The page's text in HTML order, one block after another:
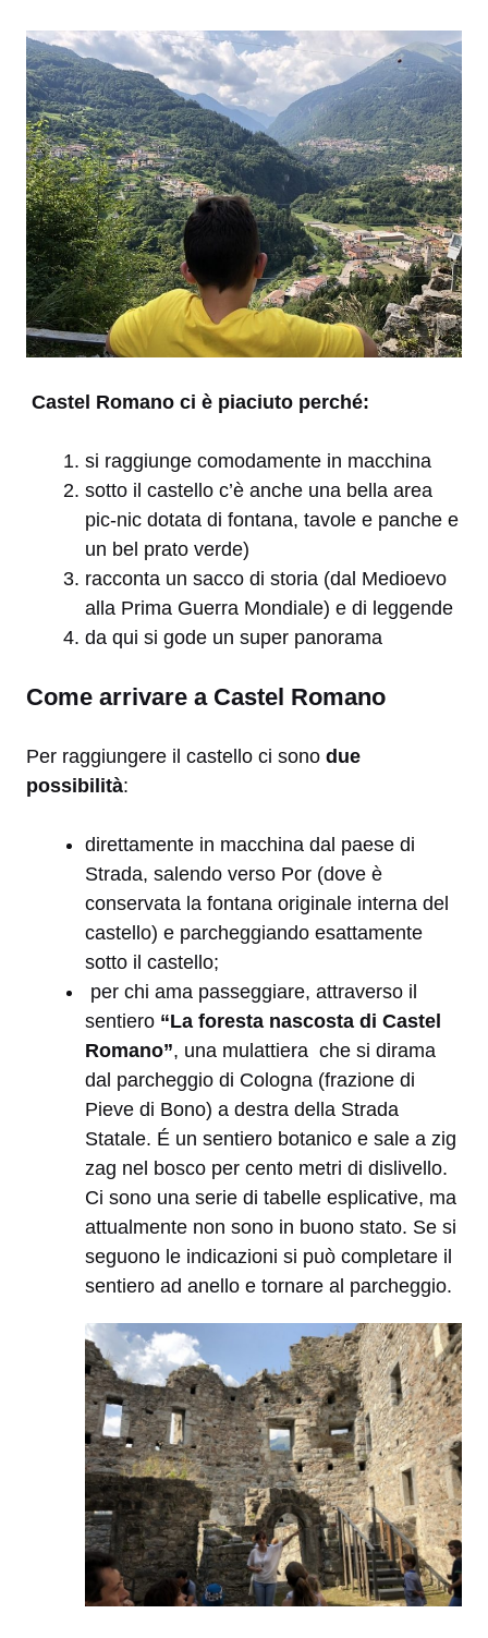
Castel Romano ci è piaciuto perché:
si raggiunge comodamente in macchina
sotto il castello c’è anche una bella area
pic-nic dotata di fontana, tavole e panche e
un bel prato verde)
racconta un sacco di storia (dal Medioevo
alla Prima Guerra Mondiale) e di leggende
da qui si gode un super panorama
Come arrivare a Castel Romano
Per raggiungere il castello ci sono due
possibilità:
direttamente in macchina dal paese di
Strada, salendo verso Por (dove è
conservata la fontana originale interna del
castello) e parcheggiando esattamente
sotto il castello;
per chi ama passeggiare, attraverso il
sentiero “La foresta nascosta di Castel
Romano”, una mulattiera che si dirama
dal parcheggio di Cologna (frazione di
Pieve di Bono) a destra della Strada
Statale. É un sentiero botanico e sale a zig
zag nel bosco per cento metri di dislivello.
Ci sono una serie di tabelle esplicative, ma
attualmente non sono in buono stato. Se si
seguono le indicazioni si può completare il
sentiero ad anello e tornare al parcheggio.